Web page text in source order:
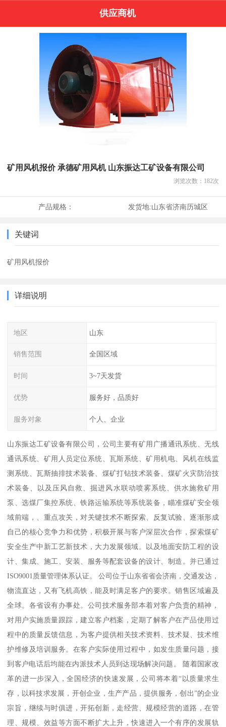
供应商机
矿用风机报价 承德矿用风机 山东振达工矿设备有限公司
浏览次数： 182次
产品规格： 发货地:山东省济南历城区
关键词
矿用风机报价
详细说明
地区 山东
销售范围 全国区域
时间 3~7天发货
优势 服务好，品质好
服务对象 个人、企业
山东振达工矿设备有限公司，公司主要有矿用广播通讯系统、无线
通讯系统、矿用人员定位系统、瓦斯系统、矿用机电、风机在线监
测系统、瓦斯抽排技术装备、煤矿打钻技术装备、煤矿火灾防治技
术装备、以及压风自救、掘进风水联动喷雾系统、供水施救矿用
泵、选煤厂集控系统、铁路运输系统等系统装备，瞄准煤矿安全领
域前端，、重点攻关，对关键技术不断探索、反复试验、逐渐形成
自己的核心竞争力和优势，积极开展与客户深层次合作，探索煤矿
安全生产中新工艺新技术，大力发展领域。以及地面安防工程的设
计、集成、施工、安装、服务等配套设备的设计、制造。并已通过
ISO9001质量管理体系认证。 公司位于山东省省会济南，交通发达，
物流直达，又有飞机高铁，能及时满足客户的要求。销售区域遍及
全球。各省设有办事处。公司技术服务部本着对客户负责的精神，
对用户实施质量跟踪，建立客户档案，定期了解客户在产品使用过
程中的质量反馈信息，为客户提供相关技术资料、技术疑、技术维
护维修及培训服务。在客户实际使用过程中，如发生质量问题，接
到客户电话后均能在内派技术人员到达现场解决问题。 随着国家改
革的进一步深入，全国经济的快速发展，公司将本着“以质量求生
存，以科技求发展，开创企业，生产产品，提供服务，创出”的企业
宗旨，继续与时俱进，开拓创新，走经营、规模经营的道路，在管
理、规模、效益等方面不断扩大上升，快速进入一个有序的发展轨